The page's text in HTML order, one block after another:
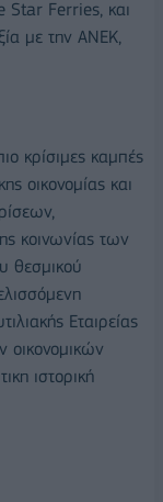
Star Ferries, και
με την ANEK,
κρίσιμες καμπές
οικονομίας και
κοινωνίας των
θεσμικού
Εταιρείας
ιστορική